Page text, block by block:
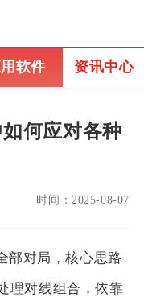
软件 资讯中心
何应对各种
时间： 2025-08-07
部对局，核心思路
理对线组合，依靠